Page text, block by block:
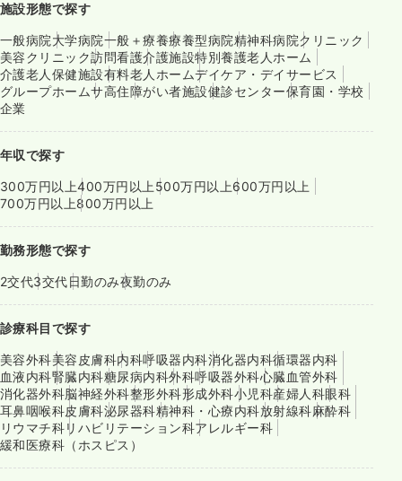
施設形態で探す
一般病院大学病院一般＋療養療養型病院精神科病院クリニック
美容クリニック訪問看護介護施設特別養護老人ホーム
介護老人保健施設有料老人ホームデイケア・デイサービス
グループホームサ高住障がい者施設健診センター保育園・学校
企業
年収で探す
300万円以上400万円以上 500万円以上600万円以上
700万円以上800万円以上
勤務形態で探す
2交代3交代日勤のみ夜勤のみ
診療科目で探す
美容外科美容皮膚科内科呼吸器内科消化器内科循環器内科
血液内科腎臓内科糖尿病内科外科呼吸器外科心臓血管外科
消化器外科脳神経外科整形外科形成外科小児科産婦人科眼科
耳鼻咽喉科皮膚科泌尿器科精神科・心療内科放射線科麻酔科
リウマチ科リハビリテーション科アレルギー科
緩和医療科（ホスピス）